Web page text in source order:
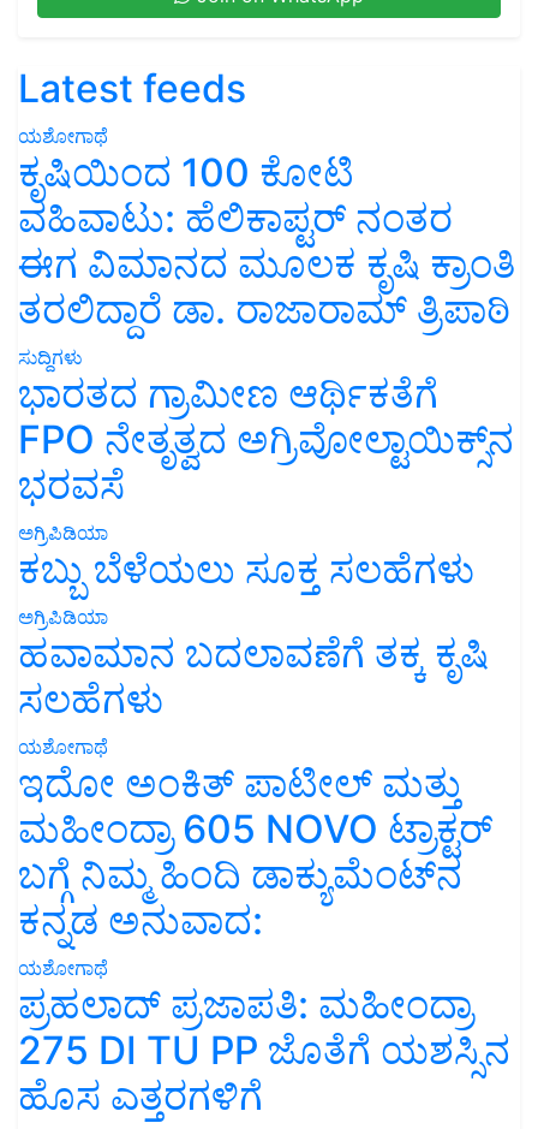
Latest feeds
ಯಶೋಗಾಥೆ
ಕೃಷಿಯಿಂದ 100 ಕೋಟಿ
ವಹಿವಾಟು: ಹೆಲಿಕಾಪ್ಟರ್ ನಂತರ
ಈಗ ವಿಮಾನದ ಮೂಲಕ ಕೃಷಿ ಕ್ರಾಂತಿ
ತರಲಿದ್ದಾರೆ ಡಾ. ರಾಜಾರಾಮ್ ತ್ರಿಪಾಠಿ
ಸುದ್ದಿಗಳು
ಭಾರತದ ಗ್ರಾಮೀಣ ಆರ್ಥಿಕತೆಗೆ
FPO ನೇತೃತ್ವದ ಅಗ್ರಿವೋಲ್ಟಾಯಿಕ್ಸ್‌ನ
ಭರವಸೆ
ಅಗ್ರಿಪಿಡಿಯಾ
ಕಬ್ಬು ಬೆಳೆಯಲು ಸೂಕ್ತ ಸಲಹೆಗಳು
ಅಗ್ರಿಪಿಡಿಯಾ
ಹವಾಮಾನ ಬದಲಾವಣೆಗೆ ತಕ್ಕ ಕೃಷಿ
ಸಲಹೆಗಳು
ಯಶೋಗಾಥೆ
ಇದೋ ಅಂಕಿತ್ ಪಾಟೀಲ್ ಮತ್ತು
ಮಹೀಂದ್ರಾ 605 NOVO ಟ್ರಾಕ್ಟರ್
ಬಗ್ಗೆ ನಿಮ್ಮ ಹಿಂದಿ ಡಾಕ್ಯುಮೆಂಟ್‌ನ
ಕನ್ನಡ ಅನುವಾದ:
ಯಶೋಗಾಥೆ
ಪ್ರಹಲಾದ್ ಪ್ರಜಾಪತಿ: ಮಹೀಂದ್ರಾ
275 DI TU PP ಜೊತೆಗೆ ಯಶಸ್ಸಿನ
ಹೊಸ ಎತ್ತರಗಳಿಗೆ